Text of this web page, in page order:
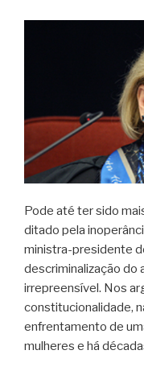
Pode até ter sido
ditado pela
ministra-presidente
descriminalização
irrepreensível. Nos
constitucionalidade,
enfrentamento de
mulheres e há